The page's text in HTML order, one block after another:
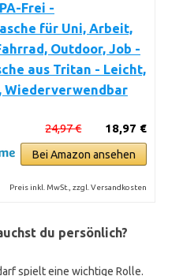
Frei -
für Uni, Arbeit,
Outdoor, Job -
aus Tritan - Leicht,
Wiederverwendbar
18,97 €
24,97 €
Bei Amazon ansehen
Preis inkl. MwSt., zzgl. Versandkosten
du persönlich?
spielt eine wichtige Rolle.